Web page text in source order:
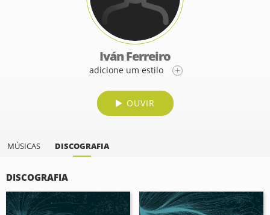
Iván Ferreiro
adicione um estilo
OUVIR
MÚSICAS DISCOGRAFIA
DISCOGRAFIA